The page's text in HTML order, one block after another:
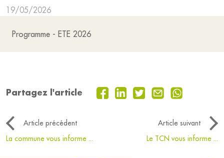
19/05/2026
Programme - ETE 2026
Partagez l'article
Article précédent
Article suivant
La commune vous informe ...
Le TCN vous informe ...